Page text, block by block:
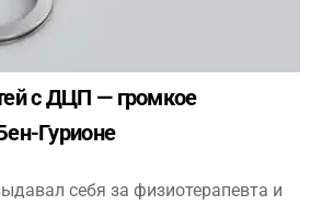
с ДЦП — громкое
Гурионе
себя за физиотерапевта и